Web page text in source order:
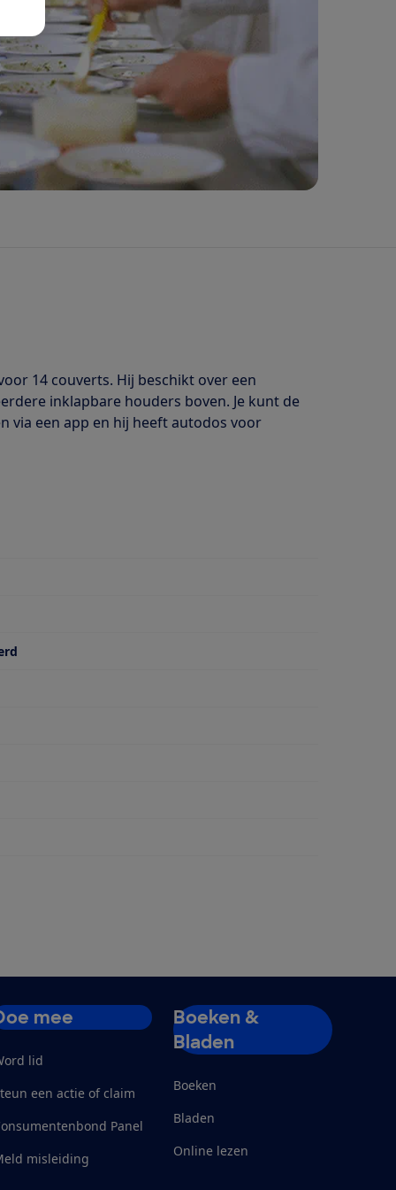
14 couverts. Hij beschikt over een
inklapbare houders boven. Je kunt de
via een app en hij heeft autodos voor
mee
lid
een actie of claim
Panel
misleiding
Boeken &
Bladen
Boeken
Bladen
Online lezen